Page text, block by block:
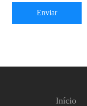
Enviar
Início